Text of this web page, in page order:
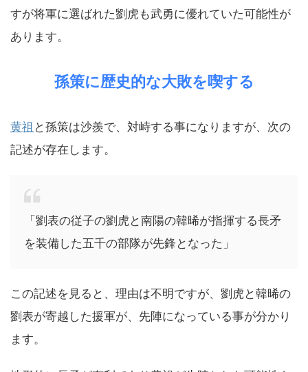
すが将軍に選ばれた劉虎も武勇に優れていた可能性が
あります。
孫策に歴史的な大敗を喫する
黄祖 と孫策は沙羨で、対峙する事になりますが、次の
記述が存在します。
「劉表の従子の劉虎と南陽の韓晞が指揮する長矛
を装備した五千の部隊が先鋒となった」
この記述を見ると、理由は不明ですが、劉虎と韓晞の
劉表が寄越した援軍が、先陣になっている事が分かり
ます。